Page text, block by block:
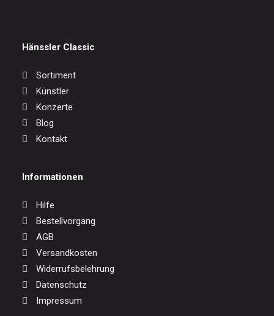
Hänssler Classic
Sortiment
Künstler
Konzerte
Blog
Kontakt
Informationen
Hilfe
Bestellvorgang
AGB
Versandkosten
Widerrufsbelehrung
Datenschutz
Impressum